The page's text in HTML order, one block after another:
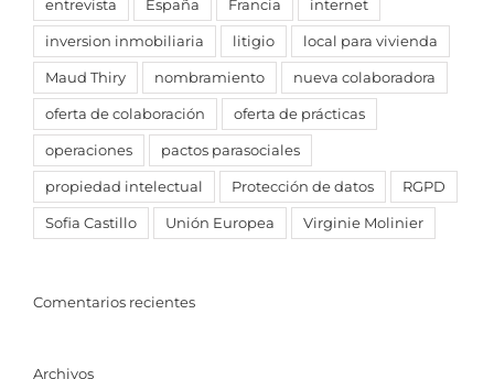
entrevista España Francia internet
inversion inmobiliaria litigio local para vivienda
Maud Thiry nombramiento nueva colaboradora
oferta de colaboración oferta de prácticas
operaciones pactos parasociales
propiedad intelectual Protección de datos RGPD
Sofia Castillo Unión Europea Virginie Molinier
Comentarios recientes
Archivos